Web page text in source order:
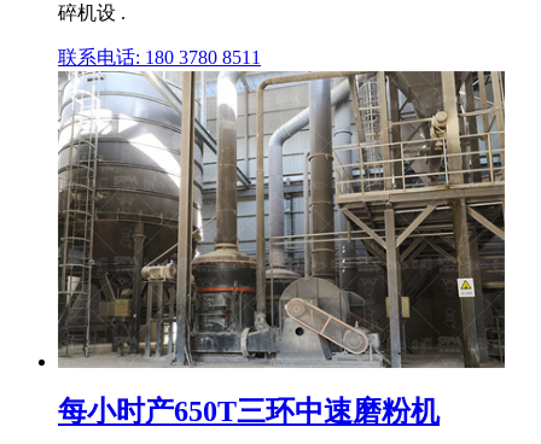
碎机设 .
联系电话: 180 3780 8511
每小时产650T三环中速磨粉机